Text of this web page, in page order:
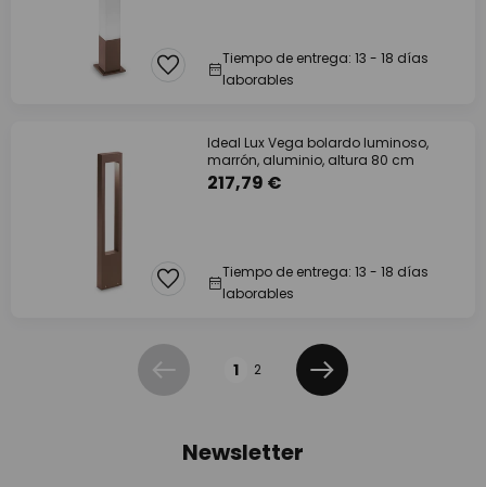
Tiempo de entrega: 13 - 18 días
laborables
Ideal Lux Vega bolardo luminoso,
marrón, aluminio, altura 80 cm
217,79 €
Tiempo de entrega: 13 - 18 días
laborables
Anterior 1 2
Siguiente
Newsletter